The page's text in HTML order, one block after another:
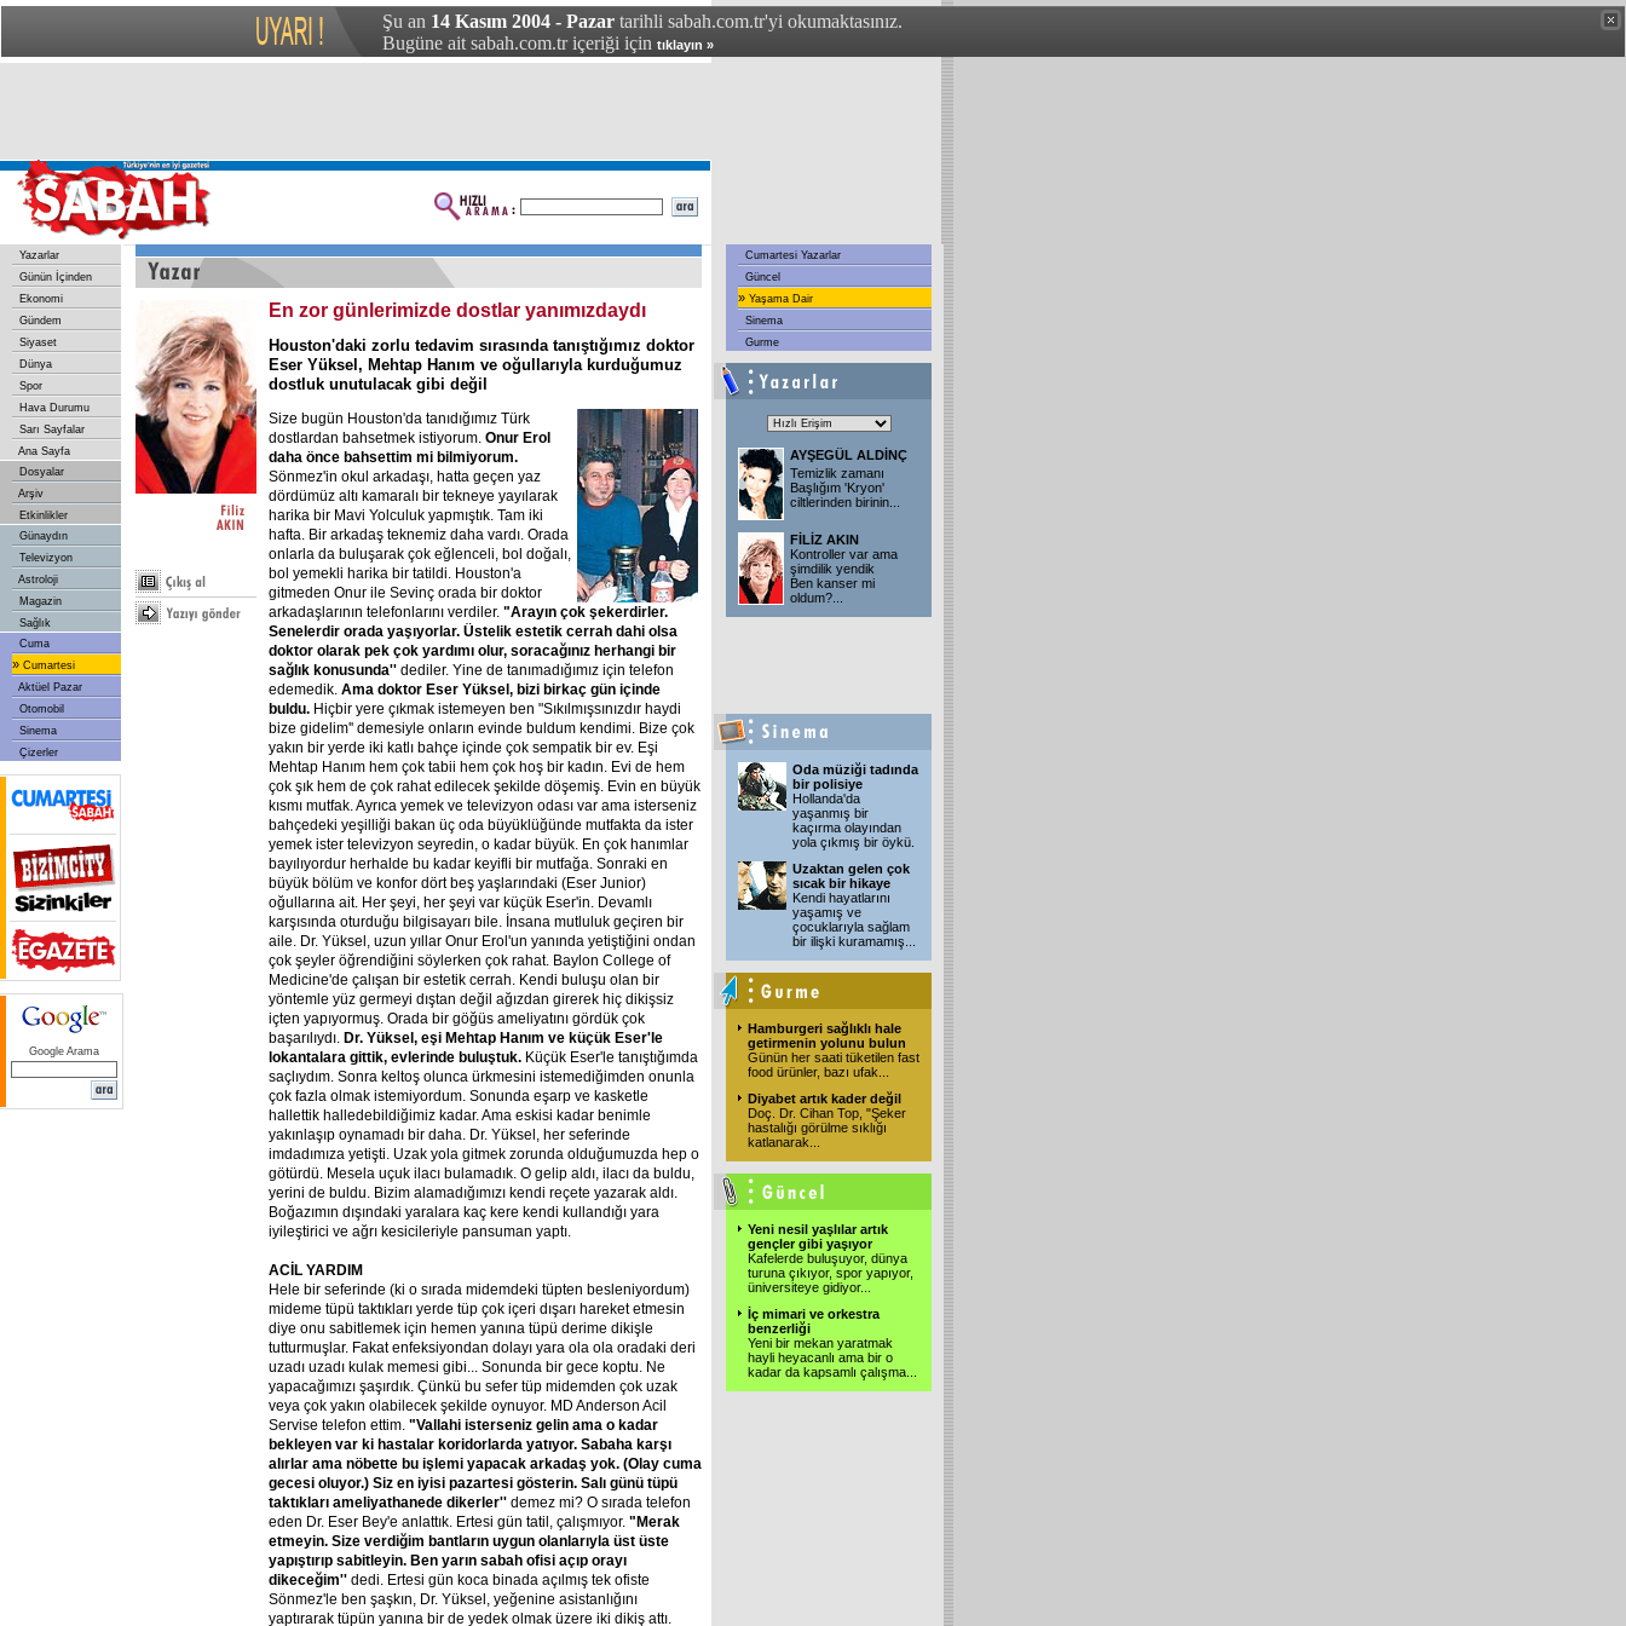
Şu an 14 Kasım 2004 - Pazar tarihli sabah.com.tr'yi okumaktasınız.
Bugüne ait sabah.com.tr içeriği için tıklayın »
Yazarlar
Günün İçinden
Ekonomi
Gündem
Siyaset
Dünya
Spor
Hava Durumu
Sarı Sayfalar
Ana Sayfa
Dosyalar
Arşiv
Etkinlikler
Günaydın
Televizyon
Astroloji
Magazin
Sağlık
Cuma
» Cumartesi
Aktüel Pazar
Otomobil
Sinema
Çizerler
Google Arama
En zor günlerimizde dostlar yanımızdaydı
Houston'daki zorlu tedavim sırasında tanıştığımız doktor
Eser Yüksel, Mehtap Hanım ve oğullarıyla kurduğumuz
dostluk unutulacak gibi değil
Size bugün Houston'da tanıdığımız Türk
dostlardan bahsetmek istiyorum. Onur Erol
daha önce bahsettim mi bilmiyorum.
Sönmez'in okul arkadaşı, hatta geçen yaz
dördümüz altı kamaralı bir tekneye yayılarak
harika bir Mavi Yolculuk yapmıştık. Tam iki
hafta. Bir arkadaş teknemiz daha vardı. Orada
onlarla da buluşarak çok eğlenceli, bol doğalı,
bol yemekli harika bir tatildi. Houston'a
gitmeden Onur ile Sevinç orada bir doktor
arkadaşlarının telefonlarını verdiler. "Arayın çok şekerdirler.
Senelerdir orada yaşıyorlar. Üstelik estetik cerrah dahi olsa
doktor olarak pek çok yardımı olur, soracağınız herhangi bir
sağlık konusunda'' dediler. Yine de tanımadığımız için telefon
edemedik. Ama doktor Eser Yüksel, bizi birkaç gün içinde
buldu. Hiçbir yere çıkmak istemeyen ben "Sıkılmışsınızdır haydi
bize gidelim'' demesiyle onların evinde buldum kendimi. Bize çok
yakın bir yerde iki katlı bahçe içinde çok sempatik bir ev. Eşi
Mehtap Hanım hem çok tabii hem çok hoş bir kadın. Evi de hem
çok şık hem de çok rahat edilecek şekilde döşemiş. Evin en büyük
kısmı mutfak. Ayrıca yemek ve televizyon odası var ama isterseniz
bahçedeki yeşilliği bakan üç oda büyüklüğünde mutfakta da ister
yemek ister televizyon seyredin, o kadar büyük. En çok hanımlar
bayılıyordur herhalde bu kadar keyifli bir mutfağa. Sonraki en
büyük bölüm ve konfor dört beş yaşlarındaki (Eser Junior)
oğullarına ait. Her şeyi, her şeyi var küçük Eser'in. Devamlı
karşısında oturduğu bilgisayarı bile. İnsana mutluluk geçiren bir
aile. Dr. Yüksel, uzun yıllar Onur Erol'un yanında yetiştiğini ondan
çok şeyler öğrendiğini söylerken çok rahat. Baylon College of
Medicine'de çalışan bir estetik cerrah. Kendi buluşu olan bir
yöntemle yüz germeyi dıştan değil ağızdan girerek hiç dikişsiz
içten yapıyormuş. Orada bir göğüs ameliyatını gördük çok
başarılıydı. Dr. Yüksel, eşi Mehtap Hanım ve küçük Eser'le
lokantalara gittik, evlerinde buluştuk. Küçük Eser'le tanıştığımda
saçlıydım. Sonra keltoş olunca ürkmesini istemediğimden onunla
çok fazla olmak istemiyordum. Sonunda eşarp ve kasketle
hallettik halledebildiğimiz kadar. Ama eskisi kadar benimle
yakınlaşıp oynamadı bir daha. Dr. Yüksel, her seferinde
imdadımıza yetişti. Uzak yola gitmek zorunda olduğumuzda hep o
götürdü. Mesela uçuk ilacı bulamadık. O gelip aldı, ilacı da buldu,
yerini de buldu. Bizim alamadığımızı kendi reçete yazarak aldı.
Boğazımın dışındaki yaralara kaç kere kendi kullandığı yara
iyileştirici ve ağrı kesicileriyle pansuman yaptı.
ACİL YARDIM
Hele bir seferinde (ki o sırada midemdeki tüpten besleniyordum)
mideme tüpü taktıkları yerde tüp çok içeri dışarı hareket etmesin
diye onu sabitlemek için hemen yanına tüpü derime dikişle
tutturmuşlar. Fakat enfeksiyondan dolayı yara ola ola oradaki deri
uzadı uzadı kulak memesi gibi... Sonunda bir gece koptu. Ne
yapacağımızı şaşırdık. Çünkü bu sefer tüp midemden çok uzak
veya çok yakın olabilecek şekilde oynuyor. MD Anderson Acil
Servise telefon ettim. "Vallahi isterseniz gelin ama o kadar
bekleyen var ki hastalar koridorlarda yatıyor. Sabaha karşı
alırlar ama nöbette bu işlemi yapacak arkadaş yok. (Olay cuma
gecesi oluyor.) Siz en iyisi pazartesi gösterin. Salı günü tüpü
taktıkları ameliyathanede dikerler'' demez mi? O sırada telefon
eden Dr. Eser Bey'e anlattık. Ertesi gün tatil, çalışmıyor. "Merak
etmeyin. Size verdiğim bantların uygun olanlarıyla üst üste
yapıştırıp sabitleyin. Ben yarın sabah ofisi açıp orayı
dikeceğim'' dedi. Ertesi gün koca binada açılmış tek ofiste
Sönmez'le ben şaşkın, Dr. Yüksel, yeğenine asistanlığını
yaptırarak tüpün yanına bir de yedek olmak üzere iki dikiş attı.
Cumartesi Yazarlar
Güncel
» Yaşama Dair
Sinema
Gurme
AYŞEGÜL ALDİNÇ
Temizlik zamanı
Başlığım 'Kryon'
ciltlerinden birinin
FİLİZ AKIN
Kontroller var ama
şimdilik yendik
Ben kanser mi
oldum?
Oda müziği tadında
bir polisiye
Hollanda'da
yaşanmış bir
kaçırma olayından
yola çıkmış bir öykü.
Uzaktan gelen çok
sıcak bir hikaye
Kendi hayatlarını
yaşamış ve
çocuklarıyla sağlam
bir ilişki kuramamış
Hamburgeri sağlıklı hale
getirmenin yolunu bulun
Günün her saati tüketilen fast
food ürünler, bazı ufak
Diyabet artık kader değil
Doç. Dr. Cihan Top, "Şeker
hastalığı görülme sıklığı
katlanarak
Yeni nesil yaşlılar artık
gençler gibi yaşıyor
Kafelerde buluşuyor, dünya
turuna çıkıyor, spor yapıyor,
üniversiteye gidiyor...
İç mimari ve orkestra
benzerliği
Yeni bir mekan yaratmak
hayli heyacanlı ama bir o
kadar da kapsamlı çalışma